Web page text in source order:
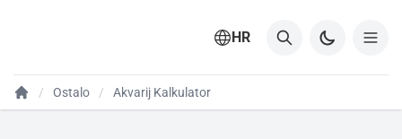
HR
Ostalo Akvarij Kalkulator